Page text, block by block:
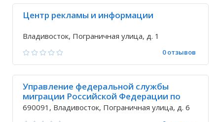
Центр рекламы и информации
Владивосток, Пограничная улица, д. 1
0 отзывов
Управление федеральной службы
миграции Российской Федерации по
приморскому краю
690091, Владивосток, Пограничная улица, д. 6